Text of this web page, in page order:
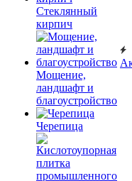
Cтеклянный
кирпич
Мощение,
ландшафт и
благоустройство
Черепица